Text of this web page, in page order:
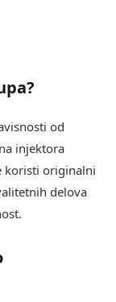
od
injektora
koristi originalni
delova